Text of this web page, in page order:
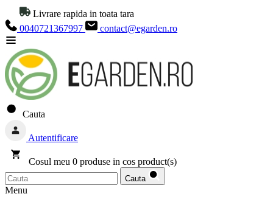
Livrare rapida in toata tara
0040721367997
contact@egarden.ro
Cauta
Autentificare
Cosul meu 0 produse in cos product(s)
Cauta
Menu